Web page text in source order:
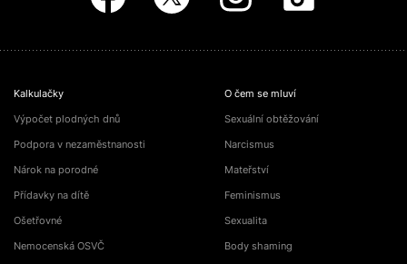
Kalkulačky
Výpočet plodných dnů
Podpora v nezaměstnanosti
Nárok na porodné
Přídavky na dítě
Ošetřovné
Nemocenská OSVČ
O čem se mluví
Sexuální obtěžování
Narcismus
Mateřství
Feminismus
Sexualita
Body shaming